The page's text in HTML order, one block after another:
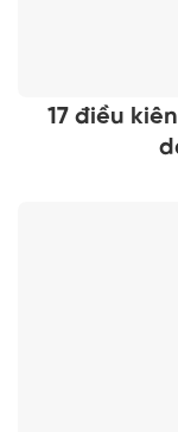
17 điều